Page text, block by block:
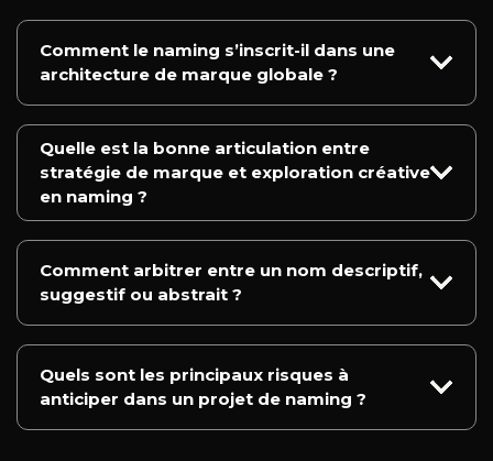
Comment le naming s’inscrit-il dans une
architecture de marque globale ?
Quelle est la bonne articulation entre
stratégie de marque et exploration créative
en naming ?
Comment arbitrer entre un nom descriptif,
suggestif ou abstrait ?
Quels sont les principaux risques à
anticiper dans un projet de naming ?